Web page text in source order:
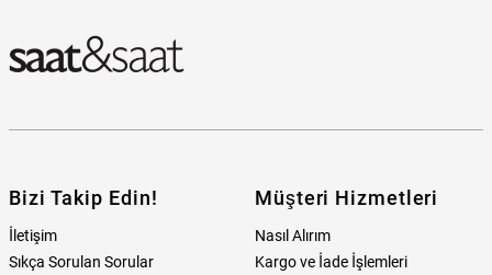
Bizi Takip Edin!
İletişim
Sıkça Sorulan Sorular
Müşteri Hizmetleri
Nasıl Alırım
Kargo ve İade İşlemleri